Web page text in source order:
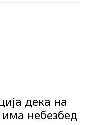
дека на
небезбед